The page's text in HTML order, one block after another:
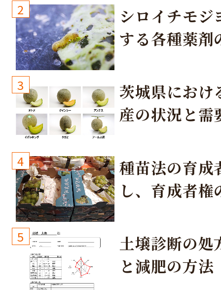
2
シロイチモジ
する各種薬剤
3
茨城県におけ
産の状況と需
4
種苗法の育成
し、育成者権
しょう！
5
土壌診断の処
と減肥の方法